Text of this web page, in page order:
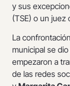
y sus
(TSE) o un juez
La
municipal se
empezaron a
de las redes